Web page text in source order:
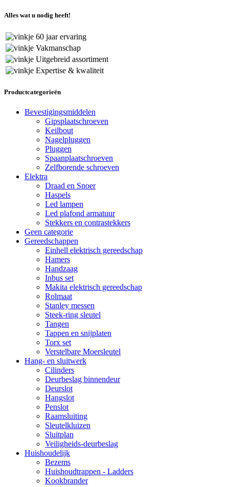
Alles wat u nodig heeft!
60 jaar ervaring
Vakmanschap
Uitgebreid assortiment
Expertise & kwaliteit
Productcategorieën
Bevestigingsmiddelen
Gipsplaatschroeven
Keilbout
Nagelpluggen
Pluggen
Spaanplaatschroeven
Zelfborende schroeven
Elektra
Draad en Snoer
Haspels
Led lampen
Led plafond armatuur
Stekkers en contrastekkers
Geen categorie
Gereedschappen
Einhell elektrisch gereedschap
Hamers
Handzaag
Inbus set
Makita elektrisch gereedschap
Rolmaat
Stanley messen
Steek-ring sleutel
Tangen
Tappen en snijplaten
Torx set
Verstelbare Moersleutel
Hang- en sluitwerk
Cilinders
Deurbeslag binnendeur
Deurslot
Hangslot
Penslot
Raamsluiting
Sleutelkluizen
Sluitplan
Veiligheids-deurbeslag
Huishoudelijk
Bezems
Huishoudtrappen - Ladders
Kookbrander